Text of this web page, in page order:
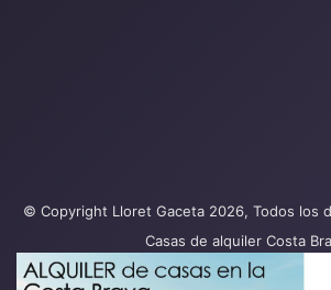
© Copyright Lloret Gaceta 2026, Todos los
Casas de alquiler Costa